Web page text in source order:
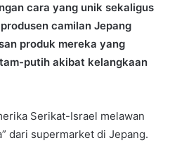
cara yang unik sekaligus
camilan Jepang
produk mereka yang
putih akibat kelangkaan
Serikat-Israel melawan
dari supermarket di Jepang.